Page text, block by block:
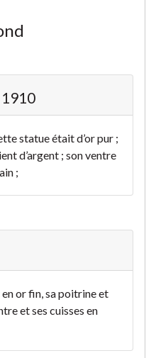
1910
statue était d’or pur ;
d’argent ; son ventre
;
or fin, sa poitrine et
et ses cuisses en